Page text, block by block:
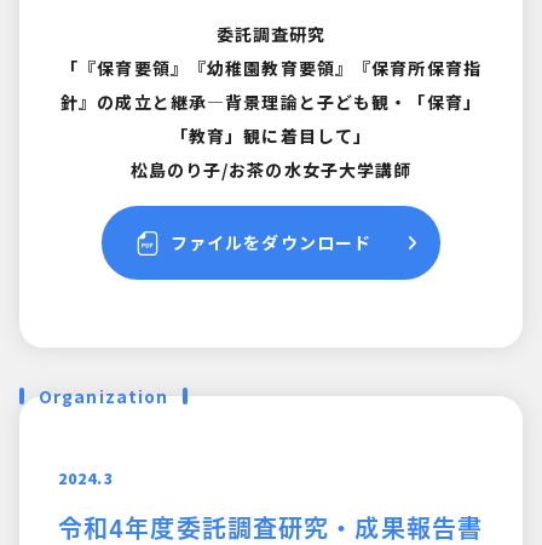
委託調査研究
「『保育要領』『幼稚園教育要領』『保育所保育指
針』の成立と継承―背景理論と子ども観・「保育」
「教育」観に着目して」
松島のり子/お茶の水女子大学講師
ファイルをダウンロード
Organization
2024.3
令和4年度委託調査研究・成果報告書